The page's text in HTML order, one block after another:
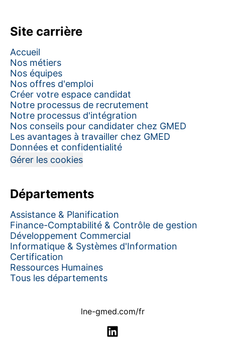
Site carrière
Accueil
Nos métiers
Nos équipes
Nos offres d'emploi
Créer votre espace candidat
Notre processus de recrutement
Notre processus d'intégration
Nos conseils pour candidater chez GMED
Les avantages à travailler chez GMED
Données et confidentialité
Gérer les cookies
Départements
Assistance & Planification
Finance-Comptabilité & Contrôle de gestion
Développement Commercial
Informatique & Systèmes d'Information
Certification
Ressources Humaines
Tous les départements
lne-gmed.com/fr